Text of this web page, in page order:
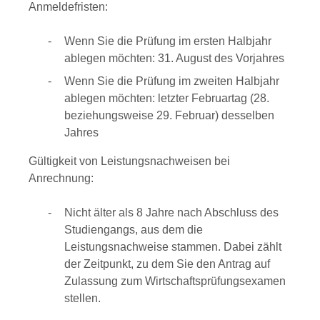
Anmeldefristen:
Wenn Sie die Prüfung im ersten Halbjahr
ablegen möchten: 31. August des Vorjahres
Wenn Sie die Prüfung im zweiten Halbjahr
ablegen möchten: letzter Februartag (28.
beziehungsweise 29. Februar) desselben
Jahres
Gültigkeit von Leistungsnachweisen bei
Anrechnung:
Nicht älter als 8 Jahre nach Abschluss des
Studiengangs, aus dem die
Leistungsnachweise stammen. Dabei zählt
der Zeitpunkt, zu dem Sie den Antrag auf
Zulassung zum Wirtschaftsprüfungsexamen
stellen.